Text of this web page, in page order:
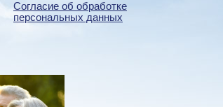
Согласие об обработке
персональных данных